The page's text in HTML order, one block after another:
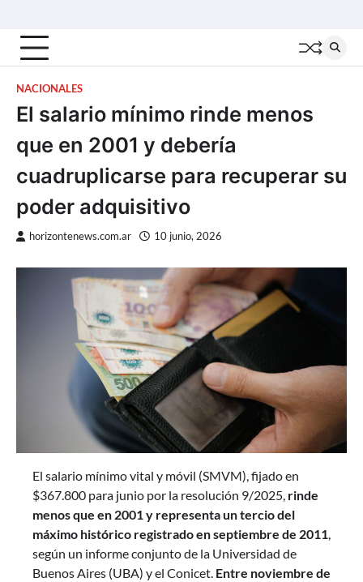
content
NACIONALES
El salario mínimo rinde menos
que en 2001 y debería
cuadruplicarse para recuperar su
poder adquisitivo
horizontenews.com.ar 10 junio, 2026
El salario mínimo vital y móvil (SMVM), fijado en
$367.800 para junio por la resolución 9/2025, rinde
menos que en 2001 y representa un tercio del
máximo histórico registrado en septiembre de 2011,
según un informe conjunto de la Universidad de
Buenos Aires (UBA) y el Conicet. Entre noviembre de